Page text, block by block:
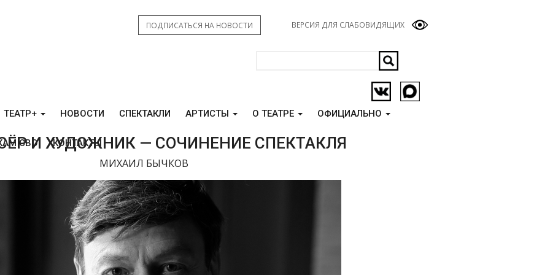
ВЕРСИЯ ДЛЯ СЛАБОВИДЯЩИХ
ПОДПИСАТЬСЯ НА НОВОСТИ
ТЕАТР+ НОВОСТИ СПЕКТАКЛИ АРТИСТЫ О ТЕАТРЕ ОФИЦИАЛЬНО
СВО КОНТАКТЫ
И ХУДОЖНИК — СОЧИНЕНИЕ СПЕКТАКЛЯ
МИХАИЛ БЫЧКОВ